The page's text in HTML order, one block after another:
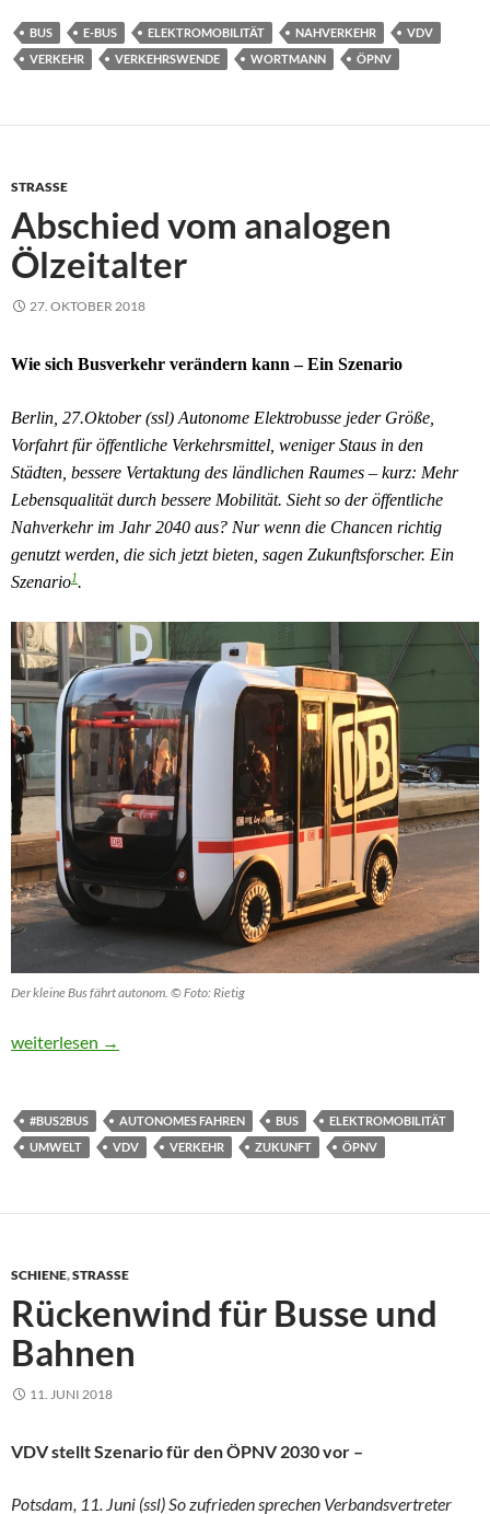
BUS E-BUS ELEKTROMOBILITÄT NAHVERKEHR
VDV
VERKEHR
VERKEHRSWENDE WORTMANN ÖPNV
STRASSE
Abschied vom analogen
Ölzeitalter
27. OKTOBER 2018
Wie sich Busverkehr verändern kann – Ein Szenario
Berlin, 27.Oktober (ssl) Autonome Elektrobusse jeder Größe,
Vorfahrt für öffentliche Verkehrsmittel, weniger Staus in den
Städten, bessere Vertaktung des ländlichen Raumes – kurz: Mehr
Lebensqualität durch bessere Mobilität. Sieht so der öffentliche
Nahverkehr im Jahr 2040 aus? Nur wenn die Chancen richtig
genutzt werden, die sich jetzt bieten, sagen Zukunftsforscher. Ein
Szenario1.
Der kleine Bus fährt autonom. © Foto: Rietig
Abschied vom analogen Ölzeitalter
weiterlesen →
#BUS2BUS AUTONOMES FAHREN BUS
ELEKTROMOBILITÄT
UMWELT
VDV VERKEHR ZUKUNFT ÖPNV
SCHIENE,STRASSE
Rückenwind für Busse und
Bahnen
11. JUNI 2018
VDV stellt Szenario für den ÖPNV 2030 vor –
Potsdam, 11. Juni (ssl) So zufrieden sprechen Verbandsvertreter